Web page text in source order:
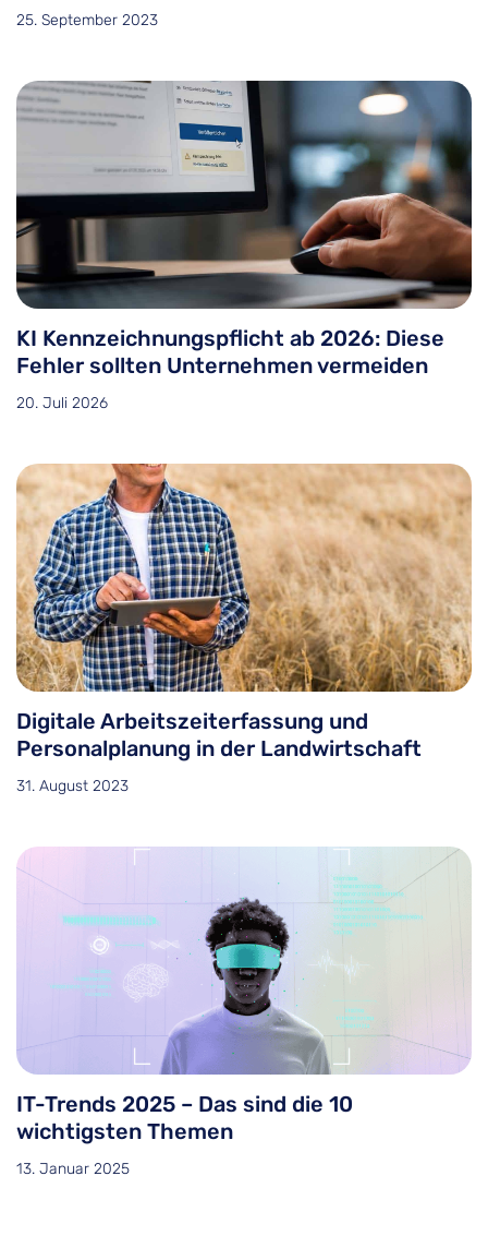
25. September 2023
KI Kennzeichnungspflicht ab 2026: Diese
Fehler sollten Unternehmen vermeiden
20. Juli 2026
Digitale Arbeitszeiterfassung und
Personalplanung in der Landwirtschaft
31. August 2023
IT-Trends 2025 – Das sind die 10
wichtigsten Themen
13. Januar 2025